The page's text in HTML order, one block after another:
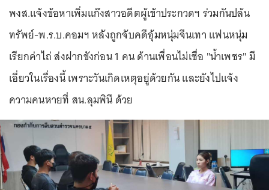
พงส.แจ้งข้อหาเพิ่มแก๊งสาวอดีตผู้เข้าประกวดฯ ร่วมกันปล้น
ทรัพย์-พ.ร.บ.คอมฯ หลังถูกจับคดีอุ้มหนุ่มจีนเทา แฟนหนุ่ม
เรียกค่าไถ่ ส่งฝากขังก่อน 1 คน ด้านเพื่อนไม่เชื่อ "น้ำเพชร" มี
เอี่ยวในเรื่องนี้ เพราะวันเกิดเหตุอยู่ด้วยกัน และยังไปแจ้ง
ความคนหายที่ สน.ลุมพินี ด้วย